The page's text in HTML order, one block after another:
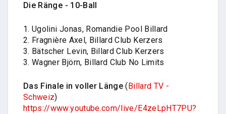
Die Ränge - 10-Ball
1. Ugolini Jonas, Romandie Pool Billard
2. Fragnière Axel, Billard Club Kerzers
3. Bätscher Levin, Billard Club Kerzers
3. Wagner Björn, Billard Club No Limits
Das Finale in voller Länge ( Billard TV -
Schweiz)
https://www.youtube.com/live/E4zeLpHT7PU?